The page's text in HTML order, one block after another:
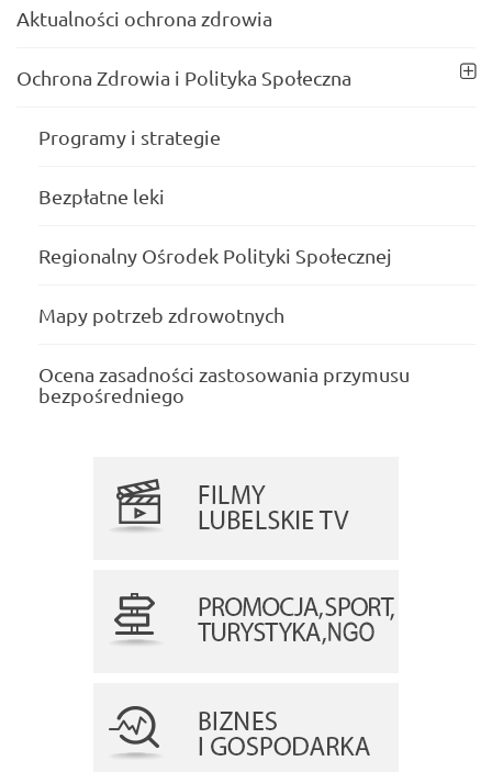
Aktualności ochrona zdrowia
Ochrona Zdrowia i Polityka Społeczna
Programy i strategie
Bezpłatne leki
Regionalny Ośrodek Polityki Społecznej
Mapy potrzeb zdrowotnych
Ocena zasadności zastosowania przymusu
bezpośredniego